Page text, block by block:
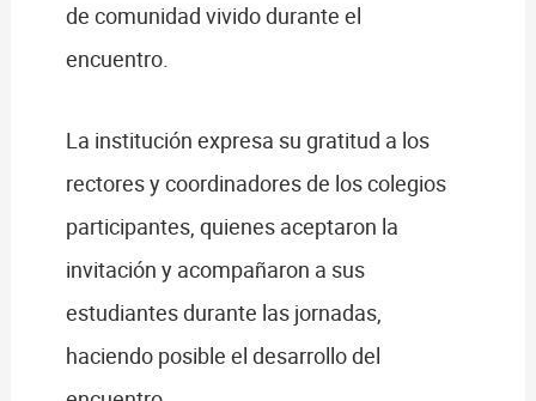
de comunidad vivido durante el
encuentro.
La institución expresa su gratitud a los
rectores y coordinadores de los colegios
participantes, quienes aceptaron la
invitación y acompañaron a sus
estudiantes durante las jornadas,
haciendo posible el desarrollo del